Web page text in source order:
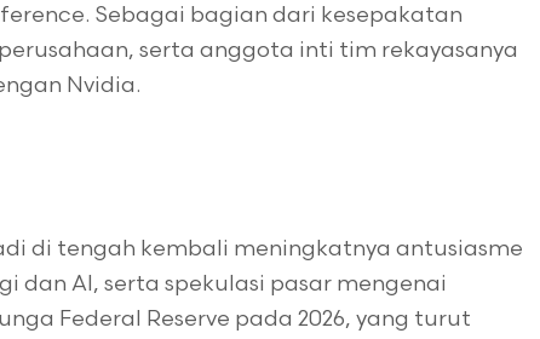
Sebagai bagian dari kesepakatan
serta anggota inti tim rekayasanya
Nvidia.
di tengah kembali meningkatnya antusiasme
dan AI, serta spekulasi pasar mengenai
Federal Reserve pada 2026, yang turut